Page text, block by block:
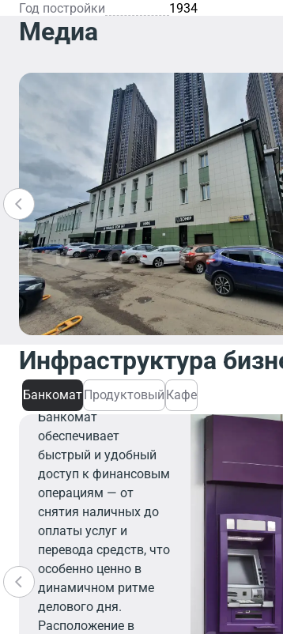
Год постройки 1934
Медиа
Инфраструктура
БанкоматПродуктовый Кафе
Банкомат
Банкомат
обеспечивает
быстрый и удобный
доступ к финансовым
операциям — от
снятия наличных до
оплаты услуг и
перевода средств, что
особенно ценно в
динамичном ритме
делового дня.
Расположение в